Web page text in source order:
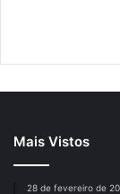
Mais Vistos
28 de fevereiro de